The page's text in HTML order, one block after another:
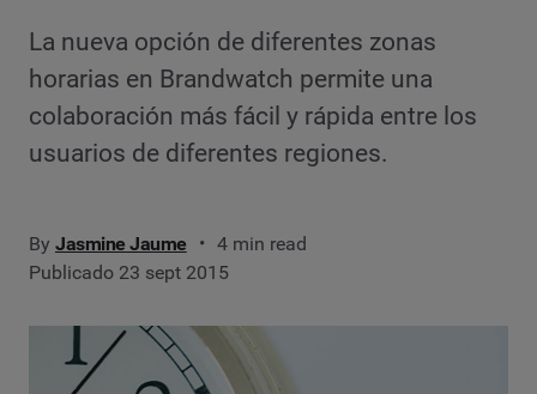
La nueva opción de diferentes zonas
horarias en Brandwatch permite una
colaboración más fácil y rápida entre los
usuarios de diferentes regiones.
By Jasmine Jaume
4 min read
Publicado 23 sept 2015